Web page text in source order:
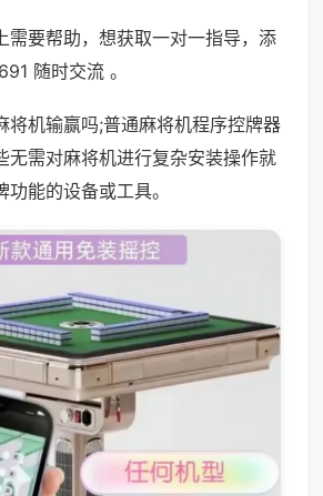
需要帮助，想获取一对一指导，添
随时交流 。
将机输赢吗;普通麻将机程序控牌器
无需对麻将机进行复杂安装操作就
能的设备或工具。